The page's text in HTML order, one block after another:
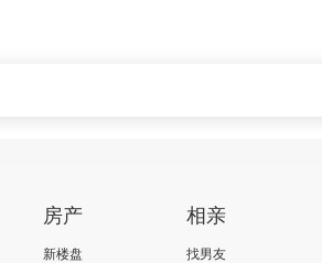
房产
新楼盘
相亲
找男友